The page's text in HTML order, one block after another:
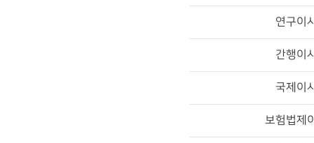
연구이
간행이
국제이
보험법제